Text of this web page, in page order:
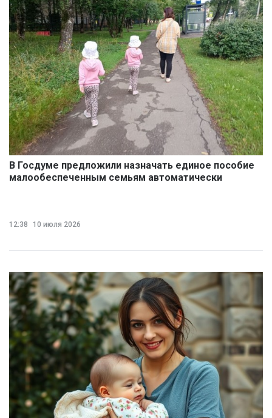
В Госдуме предложили назначать единое пособие
малообеспеченным семьям автоматически
12:38 10 июля 2026